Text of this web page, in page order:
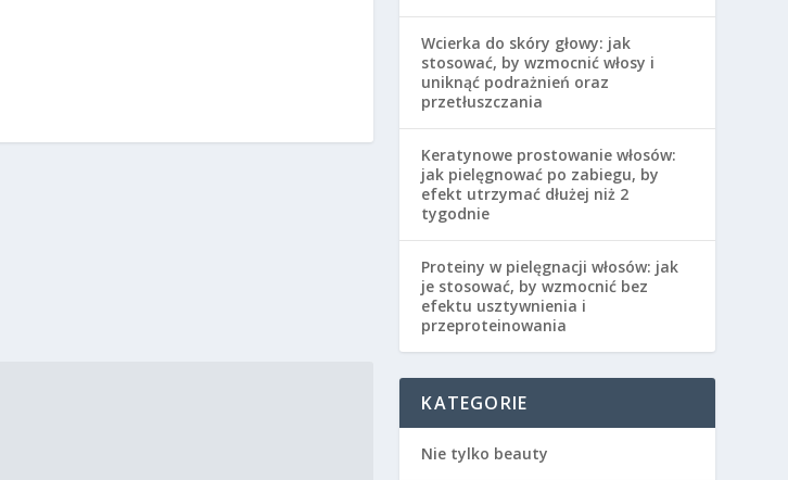
Wcierka do skóry głowy: jak
stosować, by wzmocnić włosy i
uniknąć podrażnień oraz
przetłuszczania
Keratynowe prostowanie włosów:
jak pielęgnować po zabiegu, by
efekt utrzymać dłużej niż 2
tygodnie
Proteiny w pielęgnacji włosów: jak
je stosować, by wzmocnić bez
efektu usztywnienia i
przeproteinowania
KATEGORIE
Nie tylko beauty